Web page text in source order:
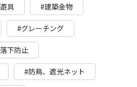
具 #建築金物
#グレーチング
下防止
#防鳥、遮光ネット